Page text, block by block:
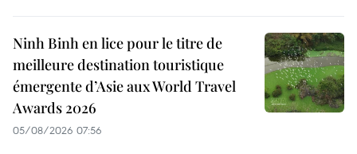
Ninh Binh en lice pour le titre de
meilleure destination touristique
émergente d’Asie aux World Travel
Awards 2026
05/08/2026 07:56